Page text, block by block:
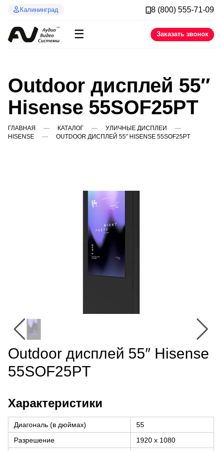
Калининград 8 (800) 555-71-09
☰ Заказать звонок
Outdoor дисплей 55″
Hisense 55SOF25PT
ГЛАВНАЯ КАТАЛОГ
УЛИЧНЫЕ ДИСПЛЕИ
HISENSE
OUTDOOR ДИСПЛЕЙ 55″ HISENSE 55SOF25PT
Outdoor дисплей 55″ Hisense
55SOF25PT
Характеристики
Диагональ (в дюймах)
55
Разрешение
1920 x 1080